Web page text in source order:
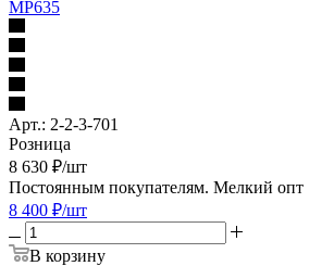
MP635
Арт.: 2-2-3-701
Розница
8 630 ₽/шт
Постоянным покупателям. Мелкий опт
8 400 ₽/шт
В корзину